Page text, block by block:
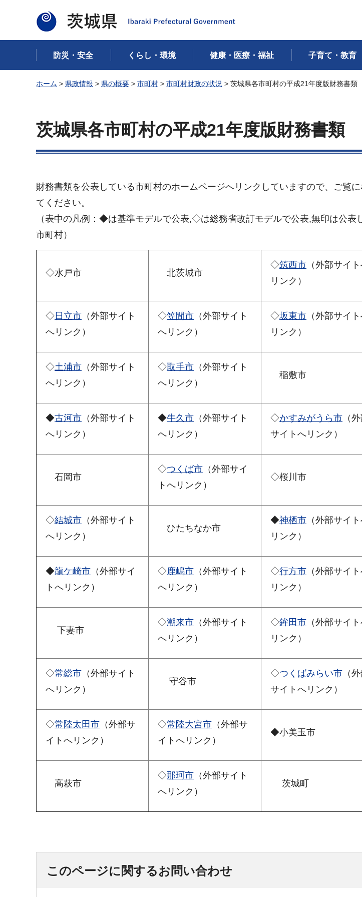
茨城県
防災・安全 くらし・環境 健康・医療・福祉 子育て・教育
ホーム > 県政情報 > 県の概要 > 市町村 > 市町村財政の状況 > 茨城県各市町村の平成21年度版財務書類
茨城県各市町村の平成21年度版財務書類
財務書類を公表している市町村のホームページへリンクしていますので、ご覧
てください。
（表中の凡例：◆は基準モデルで公表,◇は総務省改訂モデルで公表,無印は公表
市町村）
◇水戸市 北茨城市
◇筑西市 （外部サイ
リンク）
◇ 日立市 （外部サイト
へリンク）
◇笠間市 （外部サイト
へリンク）
◇坂東市 （外部サイ
リンク）
◇土浦市 （外部サイト
へリンク）
◇取手市 （外部サイト
へリンク）
稲敷市
◆古河市 （外部サイト
へリンク）
◆牛久市 （外部サイト
へリンク）
◇かすみがうら市 （
サイトへリンク）
石岡市
◇つくば市 （外部サイ
トへリンク）
◇桜川市
◇結城市 （外部サイト
へリンク）
ひたちなか市
◆神栖市 （外部サイ
リンク）
◆龍ケ崎市 （外部サイ
トへリンク）
◇鹿嶋市 （外部サイト
へリンク）
◇行方市 （外部サイ
リンク）
下妻市
◇潮来市 （外部サイト
へリンク）
◇鉾田市 （外部サイ
リンク）
◇常総市 （外部サイト
へリンク）
守谷市
◇つくばみらい市 （
サイトへリンク）
◇常陸太田市 （外部サ
イトへリンク）
◇常陸大宮市 （外部サ
イトへリンク）
◆小美玉市
高萩市
◇那珂市 （外部サイト
へリンク）
茨城町
このページに関するお問い合わせ